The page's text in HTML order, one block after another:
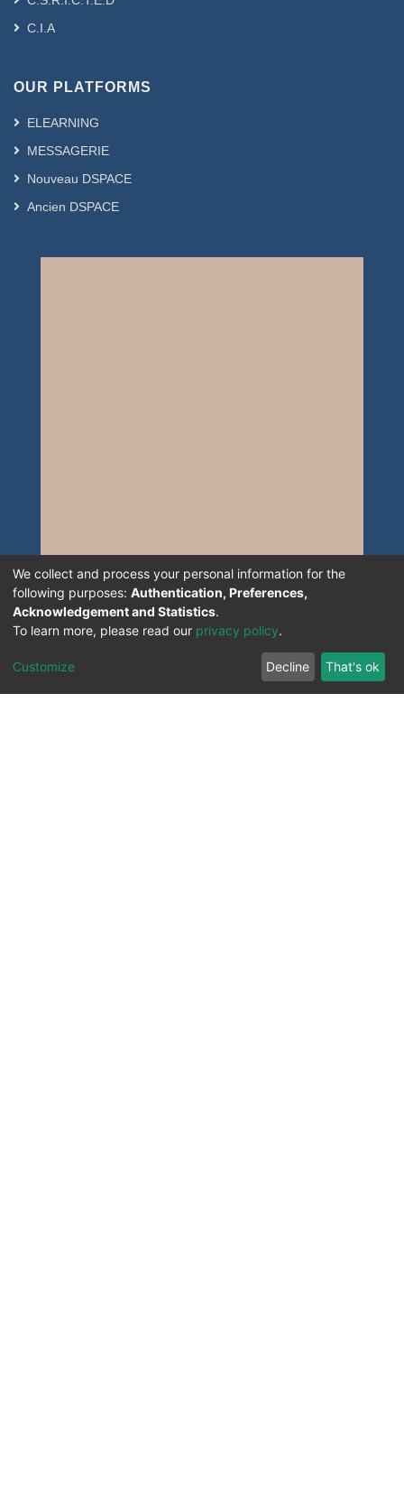
C.I.A
OUR PLATFORMS
ELEARNING
MESSAGERIE
Nouveau DSPACE
Ancien DSPACE
We collect and process your personal information for the
following purposes: Authentication, Preferences,
Acknowledgement and Statistics.
To learn more, please read our privacy policy.
Customize Decline That's ok